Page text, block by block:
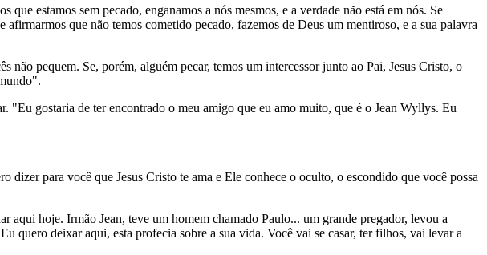
estamos sem pecado, enganamos a nós mesmos, e a verdade não está em nós. Se
que não temos cometido pecado, fazemos de Deus um mentiroso, e a sua palavra
pequem. Se, porém, alguém pecar, temos um intercessor junto ao Pai, Jesus Cristo, o
"Eu gostaria de ter encontrado o meu amigo que eu amo muito, que é o Jean Wyllys. Eu
para você que Jesus Cristo te ama e Ele conhece o oculto, o escondido que você possa
aqui hoje. Irmão Jean, teve um homem chamado Paulo... um grande pregador, levou a
quero deixar aqui, esta profecia sobre a sua vida. Você vai se casar, ter filhos, vai levar a